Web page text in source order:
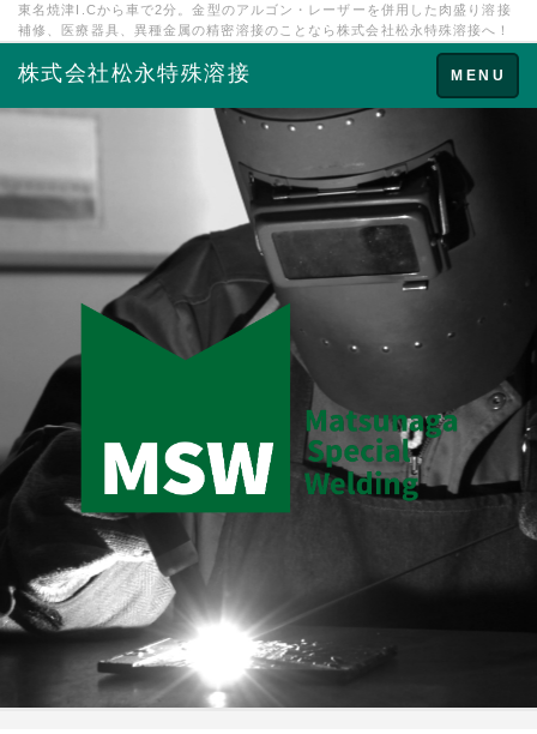
東名焼津I.Cから車で2分。金型のアルゴン・レーザーを併用した肉盛り溶接
補修、医療器具、異種金属の精密溶接のことなら株式会社松永特殊溶接へ！
Toggle
navigation
MENU
株式会社松永特殊溶接